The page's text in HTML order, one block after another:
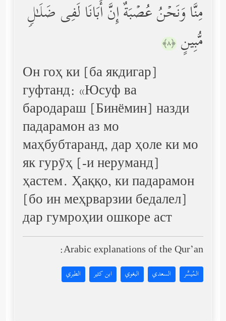
مِنَّا وَنَحۡنُ عُصۡبَةٌ إِنَّ أَبَانَا لَفِی ضَلَـٰلࣲ
مُّبِینٍ ﴿٨﴾
Он гоҳ ки [ба якдигар]
гуфтанд: «Юсуф ва
бародараш [Бинёмин] назди
падарамон аз мо
маҳбубтаранд, дар ҳоле ки мо
як гурӯҳ [-и неруманд]
ҳастем. Ҳаққо, ки падарамон
[бо ин меҳрварзии бедалел]
дар гумроҳии ошкоре аст
Arabic explanations of the Qur’an:
المُيسَّر السعدي البغوي ابن كثير الطبري